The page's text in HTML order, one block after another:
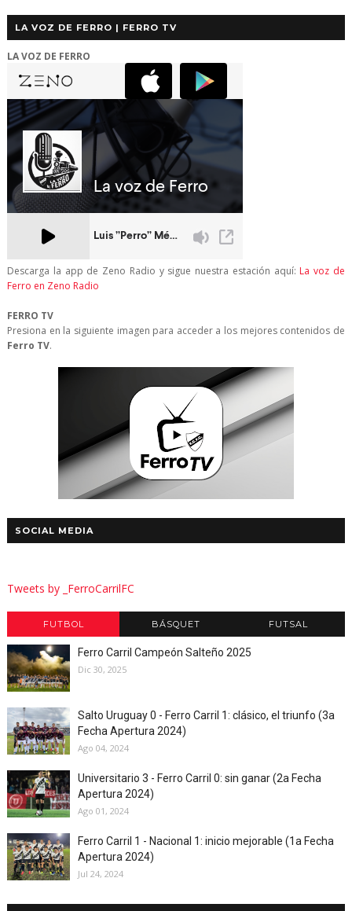
LA VOZ DE FERRO | FERRO TV
LA VOZ DE FERRO
Descarga la app de Zeno Radio y sigue nuestra estación aquí: La voz de
Ferro en Zeno Radio
FERRO TV
Presiona en la siguiente imagen para acceder a los mejores contenidos de
Ferro TV.
SOCIAL MEDIA
Tweets by _FerroCarrilFC
FUTBOL BÁSQUET FUTSAL
Ferro Carril Campeón Salteño 2025
Dic 30, 2025
Salto Uruguay 0 - Ferro Carril 1: clásico, el triunfo (3a
Fecha Apertura 2024)
Ago 04, 2024
Universitario 3 - Ferro Carril 0: sin ganar (2a Fecha
Apertura 2024)
Ago 01, 2024
Ferro Carril 1 - Nacional 1: inicio mejorable (1a Fecha
Apertura 2024)
Jul 24, 2024